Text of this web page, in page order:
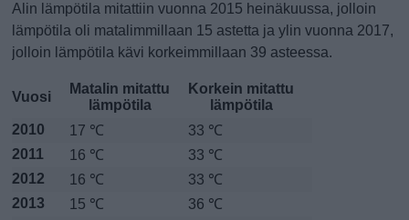
Alin lämpötila mitattiin vuonna 2015 heinäkuussa, jolloin
lämpötila oli matalimmillaan 15 astetta ja ylin vuonna 2017,
jolloin lämpötila kävi korkeimmillaan 39 asteessa.
Vuosi
Matalin mitattu
lämpötila
Korkein mitattu
lämpötila
2010
17 ℃
33 ℃
2011
16 ℃
33 ℃
2012
16 ℃
33 ℃
2013
15 ℃
36 ℃